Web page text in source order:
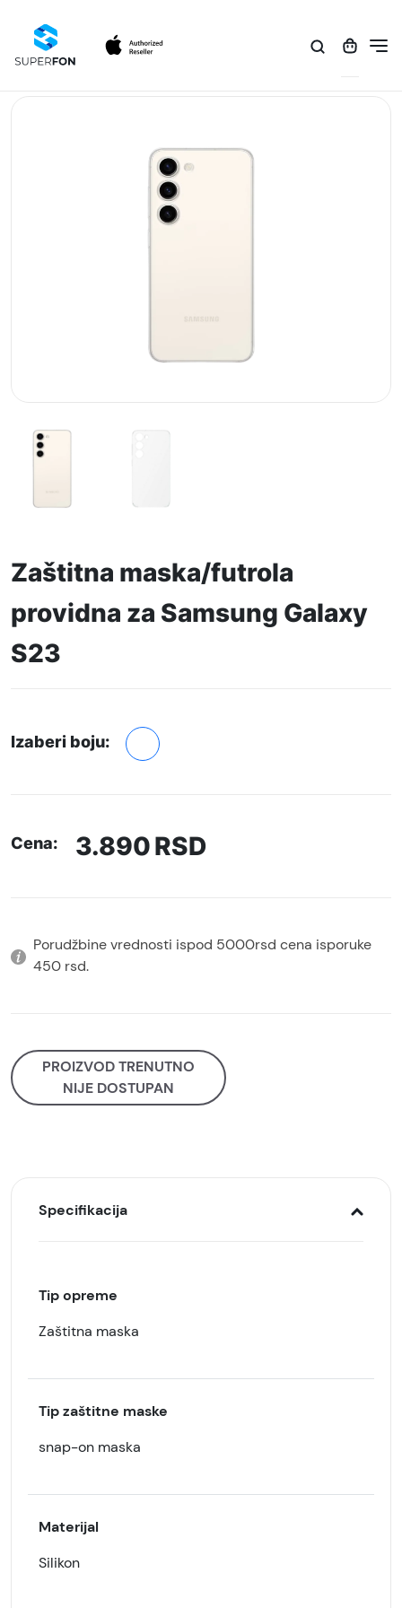
Zaštitna maska/futrola
providna za Samsung Galaxy
S23
Izaberi boju:
Cena: 3.890RSD
Porudžbine vrednosti ispod 5000rsd cena isporuke
450 rsd.
PROIZVOD TRENUTNO
NIJE DOSTUPAN
Specifikacija
Tip opreme
Zaštitna maska
Tip zaštitne maske
snap-on maska
Materijal
Silikon